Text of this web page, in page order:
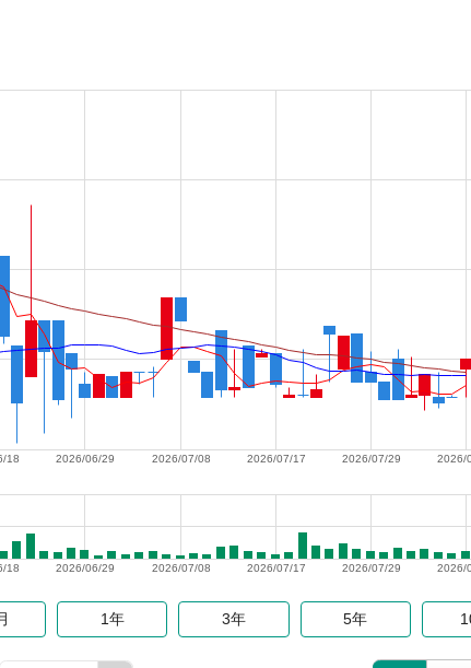
2026/
2026/07/29
2026/07/17
2026/07/08
2026/06/29
18
2026/
2026/07/29
2026/07/17
2026/07/08
2026/06/29
18
1年 3年 5年